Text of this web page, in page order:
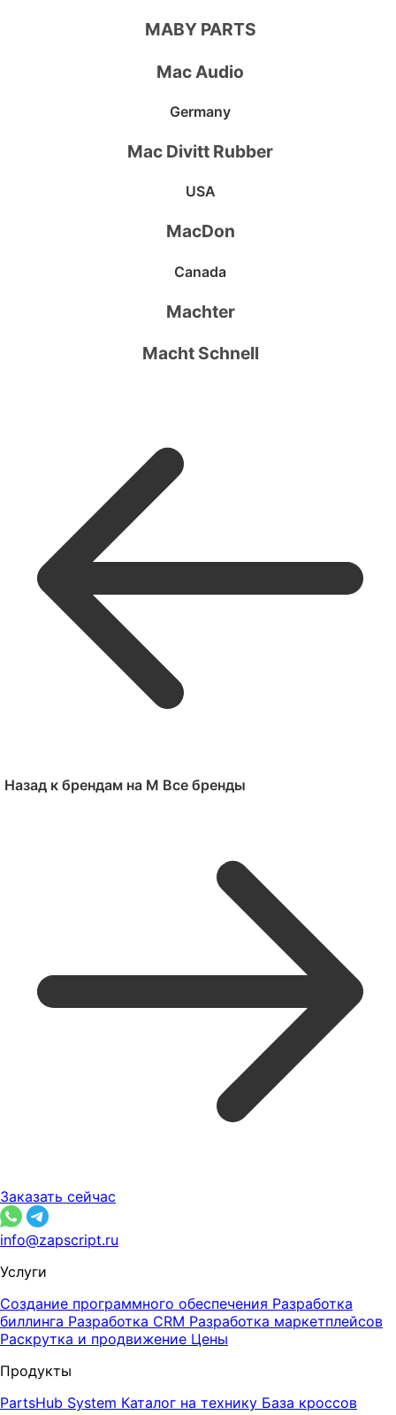
MABY PARTS
Mac Audio
Germany
Mac Divitt Rubber
USA
MacDon
Canada
Machter
Macht Schnell
Назад к брендам на M Все бренды
Заказать сейчас
info@zapscript.ru
Услуги
Создание программного обеспечения Разработка
биллинга Разработка CRM Разработка маркетплейсов
Раскрутка и продвижение Цены
Продукты
PartsHub System Каталог на технику База кроссов